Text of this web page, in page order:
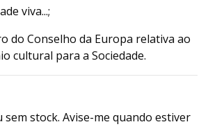
viva...;
do Conselho da Europa relativa ao
cultural para a Sociedade.
stock. Avise-me quando estiver